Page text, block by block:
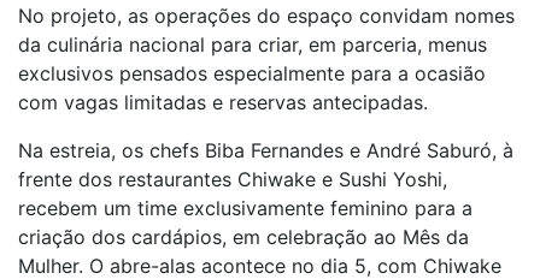
No projeto, as operações do espaço convidam nomes
da culinária nacional para criar, em parceria, menus
exclusivos pensados especialmente para a ocasião
com vagas limitadas e reservas antecipadas.
Na estreia, os chefs Biba Fernandes e André Saburó, à
frente dos restaurantes Chiwake e Sushi Yoshi,
recebem um time exclusivamente feminino para a
criação dos cardápios, em celebração ao Mês da
Mulher. O abre-alas acontece no dia 5, com Chiwake